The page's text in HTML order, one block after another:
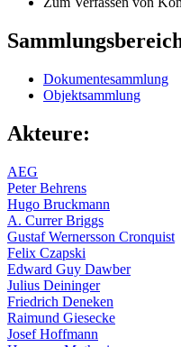
Dokumentesammlung
Objektsammlung
Akteure:
AEG
Peter Behrens
Hugo Bruckmann
A. Currer Briggs
Gustaf Wernersson Cronquist
Felix Czapski
Edward Guy Dawber
Julius Deininger
Friedrich Deneken
Raimund Giesecke
Josef Hoffmann